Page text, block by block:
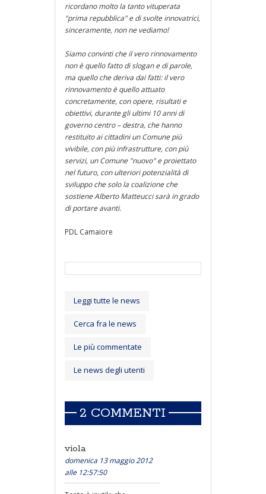
ricordano molto la tanto vituperata
"prima repubblica" e di svolte innovatrici,
sinceramente, non ne vediamo!
Siamo convinti che il vero rinnovamento
non è quello fatto di slogan e di parole,
ma quello che deriva dai fatti: il vero
rinnovamento è quello attuato
concretamente, con opere, risultati e
obiettivi, durante gli ultimi 10 anni di
governo centro – destra, che hanno
restituito ai cittadini un Comune più
vivibile, con più infrastrutture, con più
servizi, un Comune "nuovo" e proiettato
nel futuro, con ulteriori potenzialità di
sviluppo che solo la coalizione che
sostiene Alberto Matteucci sarà in grado
di portare avanti.
PDL Camaiore
Leggi tutte le news
Cerca fra le news
Le più commentate
Le news degli utenti
2 COMMENTI
viola
domenica 13 maggio 2012
alle 12:57:50